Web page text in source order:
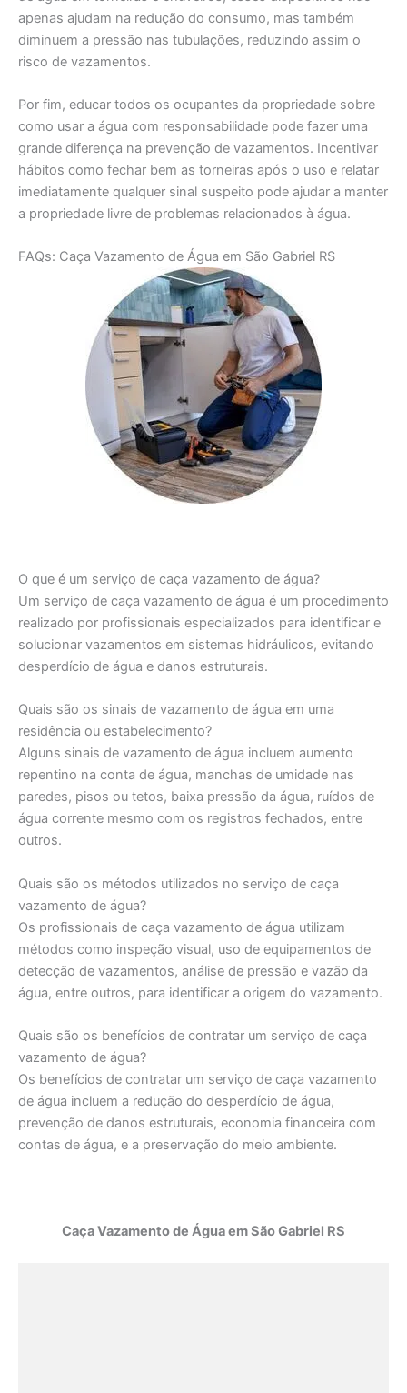
apenas ajudam na redução do consumo, mas também
diminuem a pressão nas tubulações, reduzindo assim o
risco de vazamentos.
Por fim, educar todos os ocupantes da propriedade sobre
como usar a água com responsabilidade pode fazer uma
grande diferença na prevenção de vazamentos. Incentivar
hábitos como fechar bem as torneiras após o uso e relatar
imediatamente qualquer sinal suspeito pode ajudar a manter
a propriedade livre de problemas relacionados à água.
FAQs: Caça Vazamento de Água em São Gabriel RS
O que é um serviço de caça vazamento de água?
Um serviço de caça vazamento de água é um procedimento
realizado por profissionais especializados para identificar e
solucionar vazamentos em sistemas hidráulicos, evitando
desperdício de água e danos estruturais.
Quais são os sinais de vazamento de água em uma
residência ou estabelecimento?
Alguns sinais de vazamento de água incluem aumento
repentino na conta de água, manchas de umidade nas
paredes, pisos ou tetos, baixa pressão da água, ruídos de
água corrente mesmo com os registros fechados, entre
outros.
Quais são os métodos utilizados no serviço de caça
vazamento de água?
Os profissionais de caça vazamento de água utilizam
métodos como inspeção visual, uso de equipamentos de
detecção de vazamentos, análise de pressão e vazão da
água, entre outros, para identificar a origem do vazamento.
Quais são os benefícios de contratar um serviço de caça
vazamento de água?
Os benefícios de contratar um serviço de caça vazamento
de água incluem a redução do desperdício de água,
prevenção de danos estruturais, economia financeira com
contas de água, e a preservação do meio ambiente.
Caça Vazamento de Água em São Gabriel RS